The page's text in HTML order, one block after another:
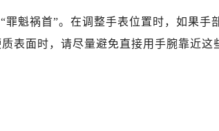
魁祸首”。在调整手表位置时，如果手
表面时，请尽量避免直接用手腕靠近这